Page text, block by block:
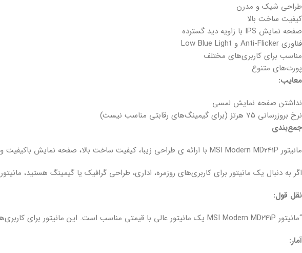
طراحی شیک و مدرن
کیفیت ساخت بالا
صفحه نمایش IPS با زاویه دید گسترده
فناوری Anti-Flicker و Low Blue Light
مناسب برای کاربری‌های مختلف
پورت‌های متنوع
معایب:
نداشتن صفحه نمایش لمسی
نرخ بروزرسانی 75 هرتز (برای گیمینگ‌های رقابتی مناسب نیست)
جمع‌بندی
مانیتور MSI Modern MD241P با ارائه ی طراحی زیبا، کیفیت ساخت بالا، صفحه نمایش باکیفیت و قیمت مناسب، یک انتخاب عالی برای کاربران مختلف است.
اگر به دنبال یک مانیتور برای کاربری‌های روزمره، اداری، طراحی گرافیک یا گیمینگ هستید، مانیتور MD241P می‌تواند گزینه مناسبی برای شما باشد.
نقل قول:
“مانیتور MSI Modern MD241P یک مانیتور عالی با قیمتی مناسب است. این مانیتور برای کاربری‌های مختلف از جمله کاربری‌های روزمره، اداری و طراحی گرافیک مناسب است.” – یک کاربر از دیجی‌کالا
آمار: